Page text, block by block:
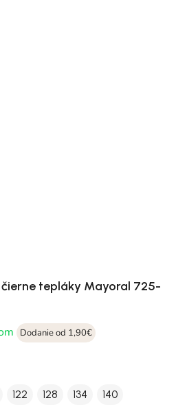
tepláky Mayoral 725-
Dodanie od 1,90€
122 128 134 140